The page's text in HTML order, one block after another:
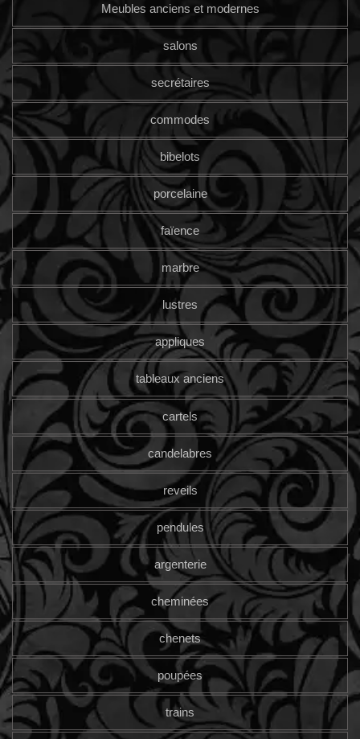
Meubles anciens et modernes
salons
secrétaires
commodes
bibelots
porcelaine
faïence
marbre
lustres
appliques
tableaux anciens
cartels
candelabres
reveils
pendules
argenterie
cheminées
chenets
poupées
trains